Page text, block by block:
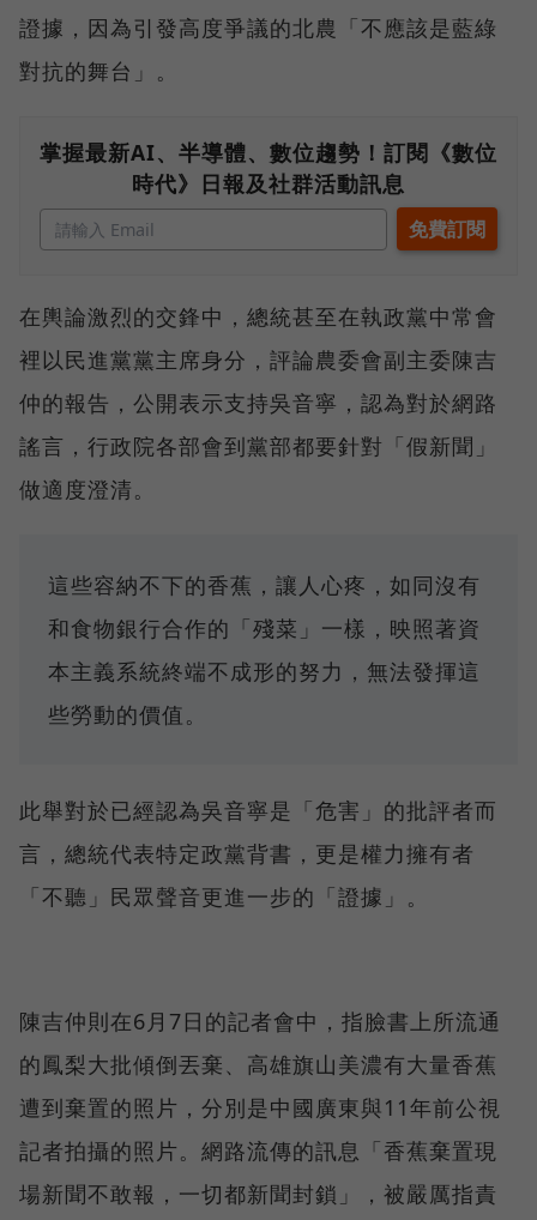
證據，因為引發高度爭議的北農「不應該是藍綠
對抗的舞台」。
掌握最新AI、半導體、數位趨勢！訂閱《數位
時代》日報及社群活動訊息
在輿論激烈的交鋒中，總統甚至在執政黨中常會
裡以民進黨黨主席身分，評論農委會副主委陳吉
仲的報告，公開表示支持吳音寧，認為對於網路
謠言，行政院各部會到黨部都要針對「假新聞」
做適度澄清。
這些容納不下的香蕉，讓人心疼，如同沒有
和食物銀行合作的「殘菜」一樣，映照著資
本主義系統終端不成形的努力，無法發揮這
些勞動的價值。
此舉對於已經認為吳音寧是「危害」的批評者而
言，總統代表特定政黨背書，更是權力擁有者
「不聽」民眾聲音更進一步的「證據」。
陳吉仲則在6月7日的記者會中，指臉書上所流通
的鳳梨大批傾倒丟棄、高雄旗山美濃有大量香蕉
遭到棄置的照片，分別是中國廣東與11年前公視
記者拍攝的照片。網路流傳的訊息「香蕉棄置現
場新聞不敢報，一切都新聞封鎖」，被嚴厲指責